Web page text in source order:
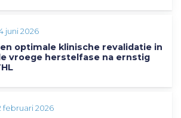
juni 2026
optimale klinische revalidatie in
vroege herstelfase na ernstig
februari 2026